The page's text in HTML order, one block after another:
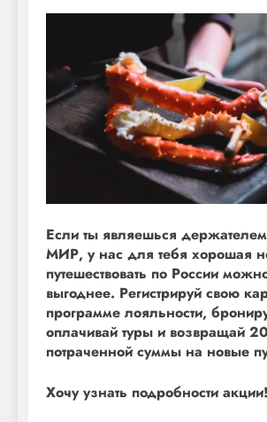
Если ты являешься
МИР, у нас для тебя хорошая
путешествовать по России
выгоднее. Регистрируй свою
программе лояльности,
оплачивай туры и возвращай
потраченной суммы на новые
Хочу узнать подробности акции!